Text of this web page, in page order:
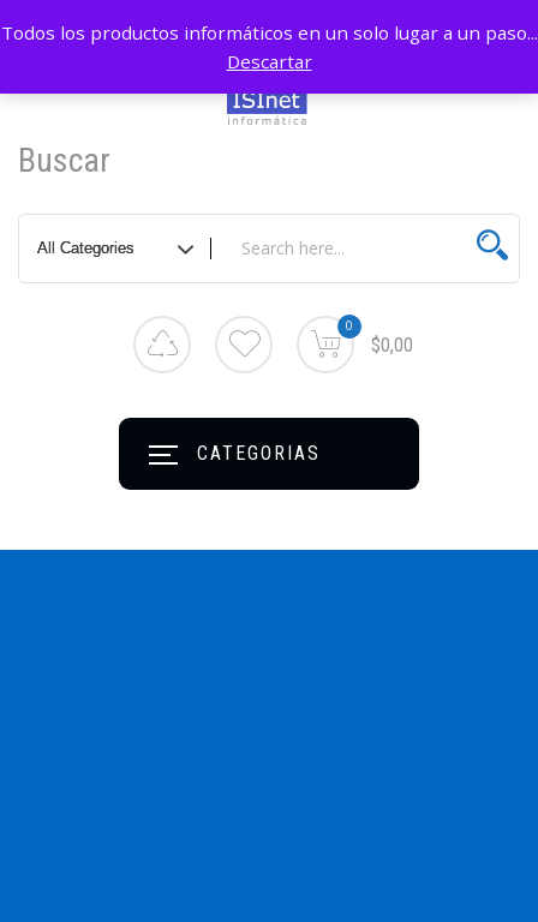
Buscar
0
$0,00
CATEGORIAS
Todos los productos informáticos en un solo lugar a un paso...
Descartar